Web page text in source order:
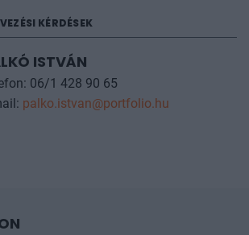
KÉRDÉSEK
ISTVÁN
06/1 428 90 65
palko.istvan@portfolio.hu